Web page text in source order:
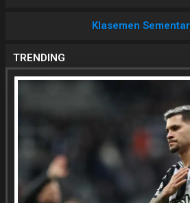
Klasemen
TRENDING